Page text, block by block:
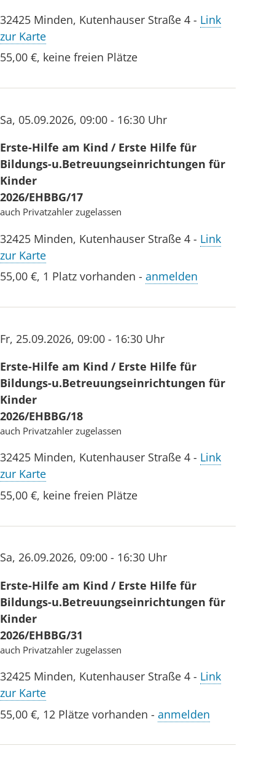
32425 Minden, Kutenhauser Straße 4 - Link
zur Karte
55,00 €, keine freien Plätze
Sa, 05.09.2026, 09:00 - 16:30 Uhr
Erste-Hilfe am Kind / Erste Hilfe für
Bildungs-u.Betreuungseinrichtungen für
Kinder
2026/EHBBG/17
auch Privatzahler zugelassen
32425 Minden, Kutenhauser Straße 4 - Link
zur Karte
55,00 €, 1 Platz vorhanden - anmelden
Fr, 25.09.2026, 09:00 - 16:30 Uhr
Erste-Hilfe am Kind / Erste Hilfe für
Bildungs-u.Betreuungseinrichtungen für
Kinder
2026/EHBBG/18
auch Privatzahler zugelassen
32425 Minden, Kutenhauser Straße 4 - Link
zur Karte
55,00 €, keine freien Plätze
Sa, 26.09.2026, 09:00 - 16:30 Uhr
Erste-Hilfe am Kind / Erste Hilfe für
Bildungs-u.Betreuungseinrichtungen für
Kinder
2026/EHBBG/31
auch Privatzahler zugelassen
32425 Minden, Kutenhauser Straße 4 - Link
zur Karte
55,00 €, 12 Plätze vorhanden - anmelden